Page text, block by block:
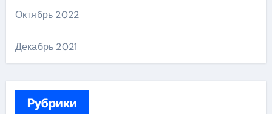
Октябрь 2022
Декабрь 2021
Рубрики